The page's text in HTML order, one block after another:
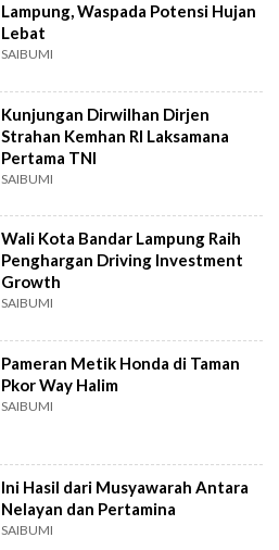
Lampung, Waspada Potensi Hujan
Lebat
SAIBUMI
Kunjungan Dirwilhan Dirjen
Strahan Kemhan RI Laksamana
Pertama TNI
SAIBUMI
Wali Kota Bandar Lampung Raih
Penghargan Driving Investment
Growth
SAIBUMI
Pameran Metik Honda di Taman
Pkor Way Halim
SAIBUMI
Ini Hasil dari Musyawarah Antara
Nelayan dan Pertamina
SAIBUMI